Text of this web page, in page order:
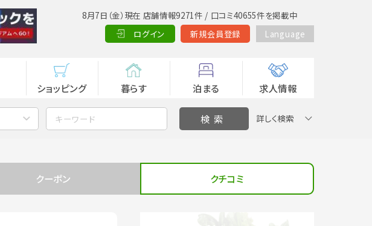
8月7日（金）現在 店舗情報9271件 / 口コミ40655件を掲載中
ログイン
新規会員登録 Language
ショッピング 暮らす 泊まる 求人情報
詳しく検索
クーポン クチコミ